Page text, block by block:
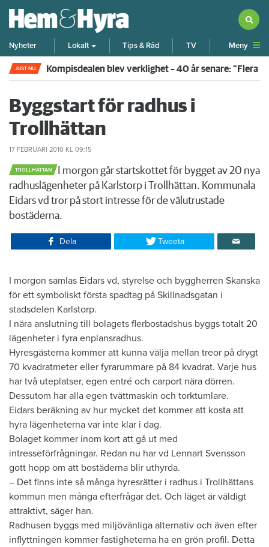
Nyheter Lokalt Tips & Råd TV Meny
JUST NU Kompisdealen blev verklighet – 40 år senare: "Flera
Byggstart för radhus i
Trollhättan
17 FEBRUARI 2010 KL 09:15
TROLLHÄTTAN
​I morgon går startskottet för bygget av 20 nya
radhuslägenheter på Karlstorp i Trollhättan. Kommunala
Eidars vd tror på stort intresse för de välutrustade
bostäderna.
Dela Tweeta
I morgon samlas Eidars vd, styrelse och byggherren Skanska
för ett symboliskt första spadtag på Skillnadsgatan i
stadsdelen Karlstorp.
I nära anslutning till bolagets flerbostadshus byggs totalt 20
lägenheter i fyra enplansradhus.
Hyresgästerna kommer att kunna välja mellan treor på drygt
70 kvadratmeter eller fyrarummare på 84 kvadrat. Varje hus
har två uteplatser, egen entré och carport nära dörren.
Dessutom har alla egen tvättmaskin och torktumlare.
Eidars beräkning av hur mycket det kommer att kosta att
hyra lägenheterna var inte klar i dag.
Bolaget kommer inom kort att gå ut med
intresseförfrågningar. Redan nu har vd Lennart Svensson
gott hopp om att bostäderna blir uthyrda.
– Det finns inte så många hyresrätter i radhus i Trollhättans
kommun men många efterfrågar det. Och läget är väldigt
attraktivt, säger han.
Radhusen byggs med miljövänliga alternativ och även efter
inflyttningen kommer fastigheterna ha en grön profil. Detta